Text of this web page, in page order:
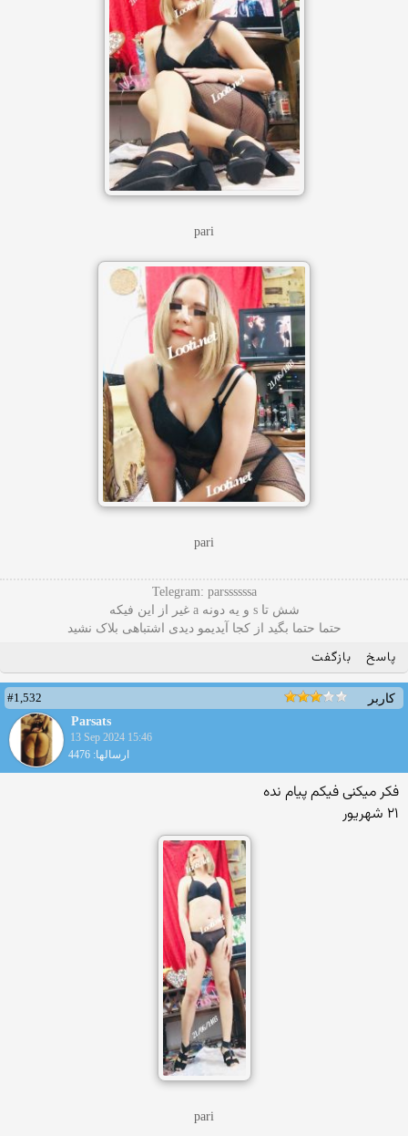
pari
pari
Telegram: parssssssa
شش تا s و یه دونه a غیر از این فیکه
حتما حتما بگید از کجا آیدیمو دیدی اشتباهی بلاک نشید
پاسخ بازگفت
کاربر
#1,532
Parsats
13 Sep 2024 15:46
ارسالها: 4476
فکر میکنی فیکم پیام نده
۲۱ شهریور
pari